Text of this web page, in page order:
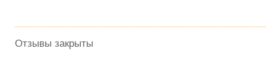
Отзывы закрыты